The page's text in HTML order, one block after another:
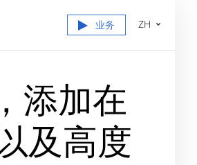
业务 ZH
添加在
及高度